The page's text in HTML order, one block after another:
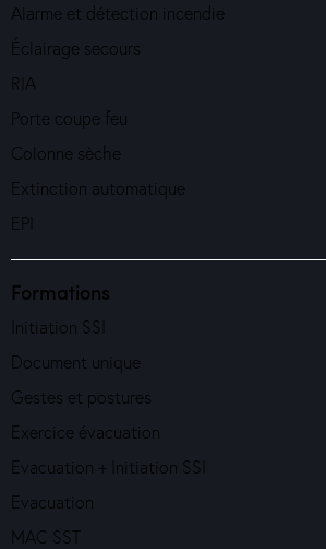
Alarme et détection incendie
Éclairage secours
RIA
Porte coupe feu
Colonne sèche
Extinction automatique
EPI
Formations
Initiation SSI
Document unique
Gestes et postures
Exercice évacuation
Evacuation + Initiation SSI
Evacuation
MAC SST